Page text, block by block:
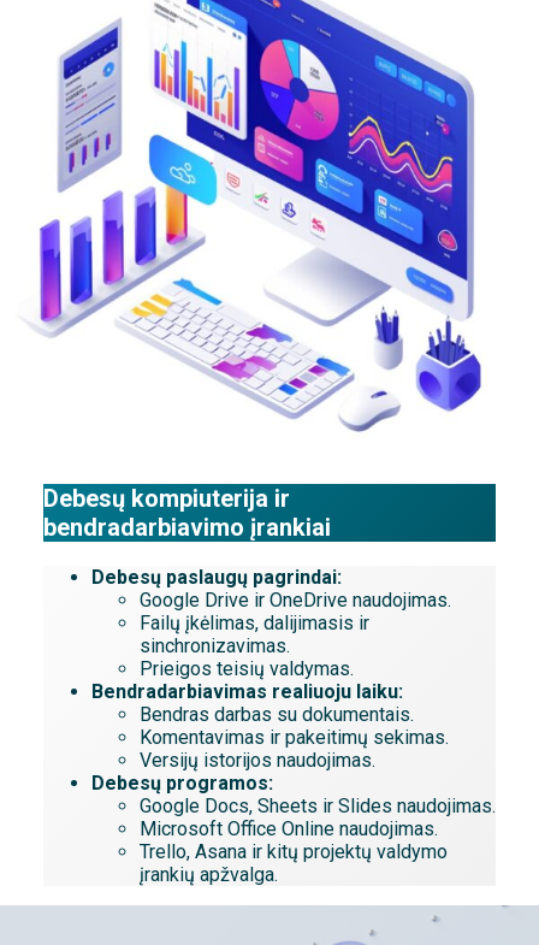
Debesų kompiuterija ir
bendradarbiavimo įrankiai
Debesų paslaugų pagrindai:
Google Drive ir OneDrive naudojimas.
Failų įkėlimas, dalijimasis ir
sinchronizavimas.
Prieigos teisių valdymas.
Bendradarbiavimas realiuoju laiku:
Bendras darbas su dokumentais.
Komentavimas ir pakeitimų sekimas.
Versijų istorijos naudojimas.
Debesų programos:
Google Docs, Sheets ir Slides naudojimas.
Microsoft Office Online naudojimas.
Trello, Asana ir kitų projektų valdymo
įrankių apžvalga.